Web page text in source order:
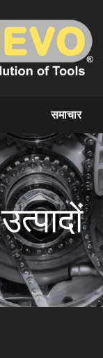
समाचार
उत्पादों